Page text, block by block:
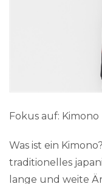
Fokus auf: Kimono
Was ist ein
traditionelles
lange und weite